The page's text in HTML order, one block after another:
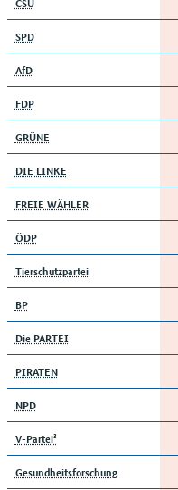
SPD
AfD
FDP
GRÜNE
DIE LINKE
FREIE WÄHLER
ÖDP
Tierschutzpartei
BP
Die PARTEI
PIRATEN
NPD
V-Partei³
Gesundheitsforschung